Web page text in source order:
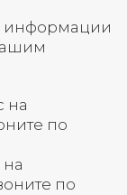
информации
на
по
на
по